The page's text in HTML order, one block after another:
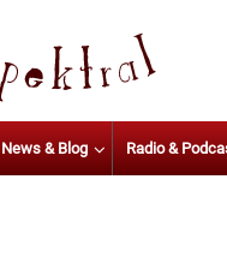
News & Blog Radio &